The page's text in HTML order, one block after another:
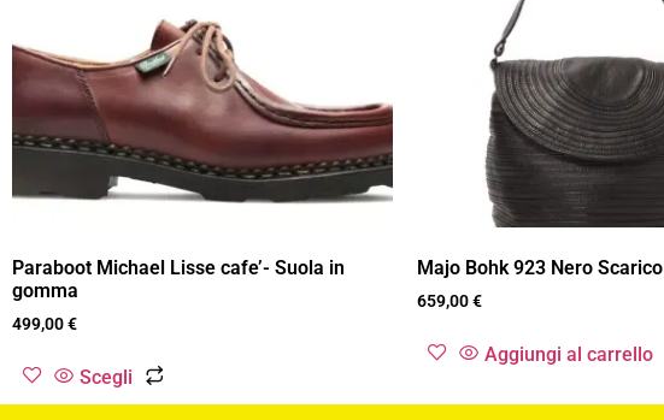
Paraboot Michael Lisse cafe’- Suola in
gomma
499,00€
Scegli
Majo Bohk 923 Nero Scarico
659,00€
Aggiungi al carrello